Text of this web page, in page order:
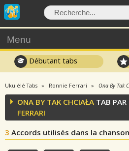
Menu
Débutant tabs
Ukulélé Tabs Ronnie Ferrari Ona By Tak
ONA BY TAK CHCIAŁA TAB PAR
FERRARI
3 Accords utilisés dans la chanson